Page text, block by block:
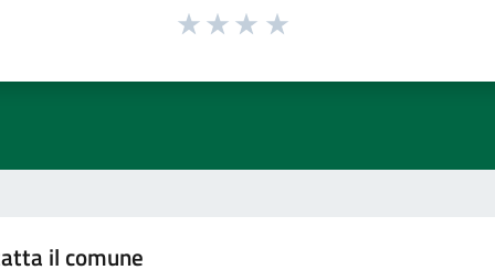
il comune